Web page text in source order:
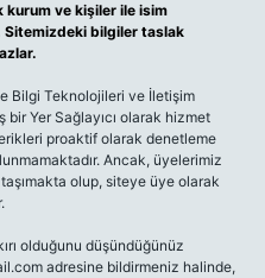
kurum ve kişiler ile isim
bilgiler taslak
Bilgi Teknolojileri ve İletişim
bir Yer Sağlayıcı olarak hizmet
proaktif olarak denetleme
Ancak, üyelerimiz
olup, siteye üye olarak
olduğunu düşündüğünüz
adresine bildirmeniz halinde,